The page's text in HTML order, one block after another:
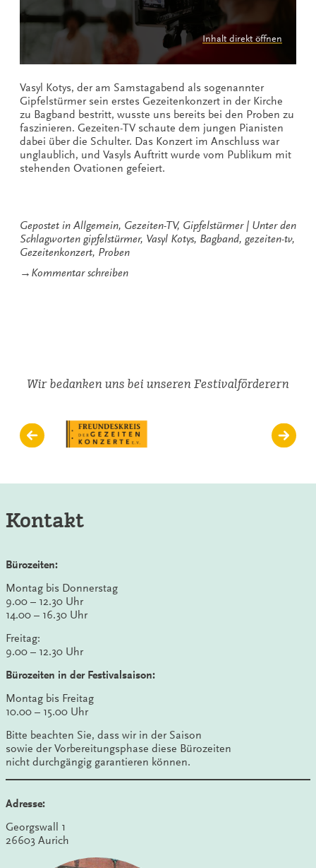
Inhalt direkt öffnen
Vasyl Kotys, der am Samstagabend als sogenannter
Gipfelstürmer sein erstes Gezeitenkonzert in der Kirche
zu Bagband bestritt, wusste uns bereits bei den Proben zu
faszinieren. Gezeiten-TV schaute dem jungen Pianisten
dabei über die Schulter. Das Konzert im Anschluss war
unglaublich, und Vasyls Auftritt wurde vom Publikum mit
stehenden Ovationen gefeiert.
Gepostet in Allgemein, Gezeiten-TV, Gipfelstürmer
Unter den
Schlagworten gipfelstürmer, Vasyl Kotys, Bagband, gezeiten-tv,
Gezeitenkonzert, Proben
→ Kommentar schreibenzu
Wir bedanken uns bei unseren Festivalförderern
Kontakt
Bürozeiten:
Montag bis Donnerstag
9.00 – 12.30 Uhr
14.00 – 16.30 Uhr
Freitag:
9.00 – 12.30 Uhr
Bürozeiten in der Festivalsaison:
Montag bis Freitag
10.00 – 15.00 Uhr
Bitte beachten Sie, dass wir in der Saison
sowie der Vorbereitungsphase diese Bürozeiten
nicht durchgängig garantieren können.
Adresse:
Georgswall 1
26603 Aurich